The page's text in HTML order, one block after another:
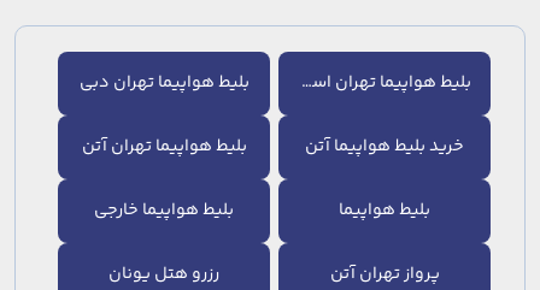
بلیط هواپیما تهران استانبول بلیط هواپیما تهران دبی
خرید بلیط هواپیما آتن بلیط هواپیما تهران آتن
بلیط هواپیما بلیط هواپیما خارجی
پرواز تهران آتن رزرو هتل یونان